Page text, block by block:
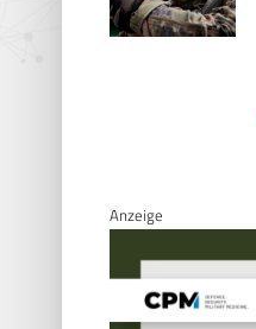
Anzeige